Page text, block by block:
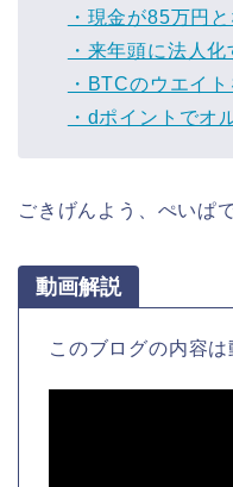
・現金が85万円
・来年頭に法人化
・BTCのウエイ
・dポイントでオ
ごきげんよう、ぺいぱ
動画解説
このブログの内容は